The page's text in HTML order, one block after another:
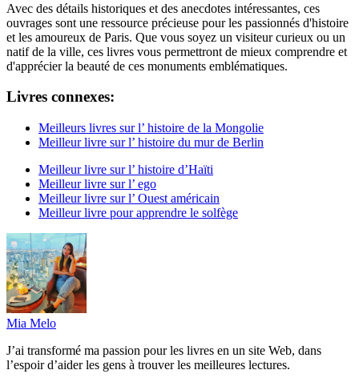
Avec des détails historiques et des anecdotes intéressantes, ces
ouvrages sont une ressource précieuse pour les passionnés d'histoire
et les amoureux de Paris. Que vous soyez un visiteur curieux ou un
natif de la ville, ces livres vous permettront de mieux comprendre et
d'apprécier la beauté de ces monuments emblématiques.
Livres connexes:
Meilleurs livres sur l’ histoire de la Mongolie
Meilleur livre sur l’ histoire du mur de Berlin
Meilleur livre sur l’ histoire d’Haïti
Meilleur livre sur l’ ego
Meilleur livre sur l’ Ouest américain
Meilleur livre pour apprendre le solfège
Mia Melo
J’ai transformé ma passion pour les livres en un site Web, dans
l’espoir d’aider les gens à trouver les meilleures lectures.